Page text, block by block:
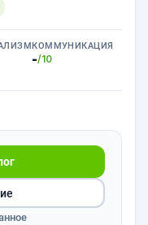
КОММУНИКАЦИЯ
-/10